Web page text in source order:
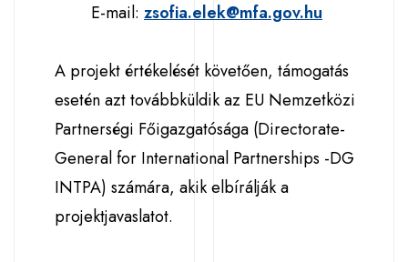
E-mail: zsofia.elek@mfa.gov.hu
A projekt értékelését követően, támogatás
esetén azt továbbküldik az EU Nemzetközi
Partnerségi Főigazgatósága (Directorate-
General for International Partnerships -DG
INTPA) számára, akik elbírálják a
projektjavaslatot.